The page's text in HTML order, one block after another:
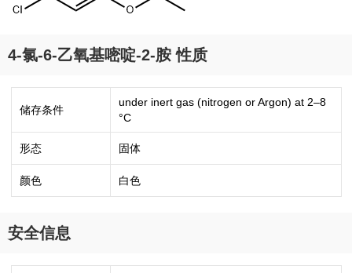
4-氯-6-乙氧基嘧啶-2-胺 性质
储存条件
under inert gas (nitrogen or Argon) at 2–8
°C
形态 固体
颜色 白色
安全信息